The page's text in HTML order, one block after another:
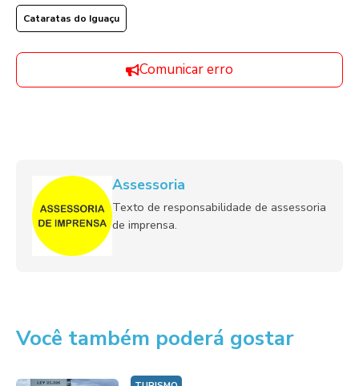
Cataratas do Iguaçu
Comunicar erro
Assessoria
Texto de responsabilidade de assessoria
de imprensa.
Você também poderá gostar